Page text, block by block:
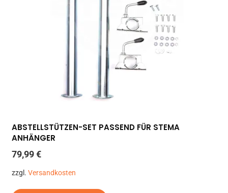
ABSTELLSTÜTZEN-SET PASSEND FÜR STEMA
ANHÄNGER
79,99€
zzgl. Versandkosten